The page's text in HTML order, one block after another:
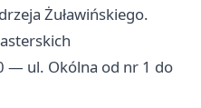
Żuławińskiego.
— ul. Okólna od nr 1 do